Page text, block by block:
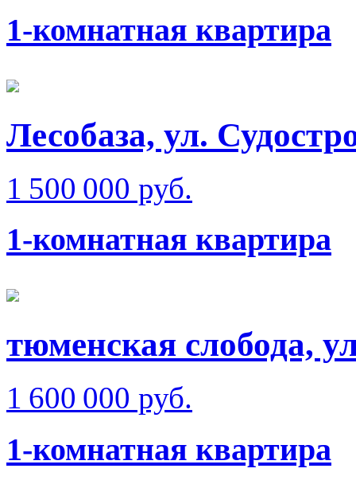
1-комнатная квартира
Лесобаза, ул.
1 500 000 руб.
1-комнатная квартира
тюменская слобода,
1 600 000 руб.
1-комнатная квартира